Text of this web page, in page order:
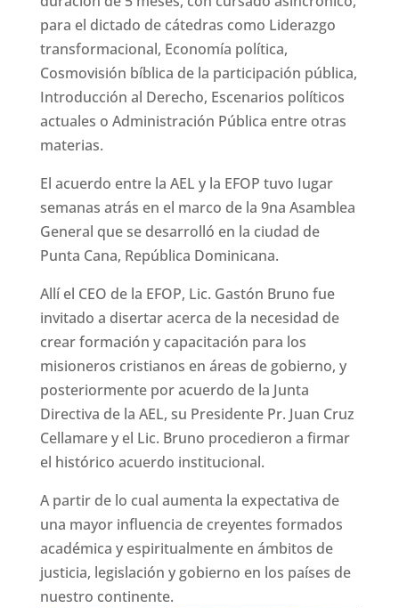
para el dictado de cátedras como Liderazgo
transformacional, Economía política,
Cosmovisión bíblica de la participación pública,
Introducción al Derecho, Escenarios políticos
actuales o Administración Pública entre otras
materias.
El acuerdo entre la AEL y la EFOP tuvo Iugar
semanas atrás en el marco de la 9na Asamblea
General que se desarrolló en la ciudad de
Punta Cana, República Dominicana.
Allí el CEO de la EFOP, Lic. Gastón Bruno fue
invitado a disertar acerca de la necesidad de
crear formación y capacitación para los
misioneros cristianos en áreas de gobierno, y
posteriormente por acuerdo de la Junta
Directiva de la AEL, su Presidente Pr. Juan Cruz
Cellamare y el Lic. Bruno procedieron a firmar
el histórico acuerdo institucional.
A partir de lo cual aumenta la expectativa de
una mayor influencia de creyentes formados
académica y espiritualmente en ámbitos de
justicia, legislación y gobierno en los países de
nuestro continente.